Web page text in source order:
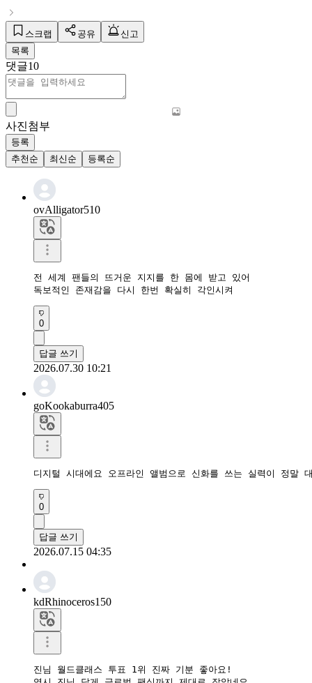
스크랩 공유
신고
목록
댓글10
사진첨부
등록
추천순
최신순 등록순
ovAlligator510
전 세계 팬들의 뜨거운 지지를 한 몸에 받고 있어
독보적인 존재감을 다시 한번 확실히 각인시켜
0
답글 쓰기
2026.07.30 10:21
goKookaburra405
디지털 시대에요 오프라인 앨범으로 신화를 쓰는 실력이 정말
0
답글 쓰기
2026.07.15 04:35
kdRhinoceros150
진님 월드클래스 투표 1위 진짜 기분 좋아요!